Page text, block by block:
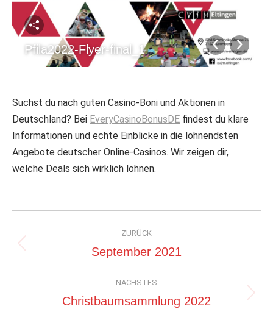
Pfila2022-Flyer-final_1
Suchst du nach guten Casino-Boni und Aktionen in
Deutschland? Bei EveryCasinoBonusDE findest du klare
Informationen und echte Einblicke in die lohnendsten
Angebote deutscher Online-Casinos. Wir zeigen dir,
welche Deals sich wirklich lohnen.
Navigation
ZURÜCK
Vorheriges
September 2021
NÄCHSTES
Nächstes
Christbaumsammlung 2022